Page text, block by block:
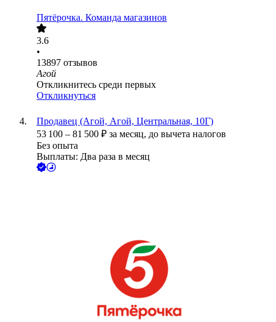
Пятёрочка. Команда магазинов
3.6
•
13897 отзывов
Агой
Откликнитесь среди первых
Откликнуться
Продавец (Агой, Агой, Центральная, 10Г)
53 100 – 81 500 ₽ за месяц, до вычета налогов
Без опыта
Выплаты: Два раза в месяц